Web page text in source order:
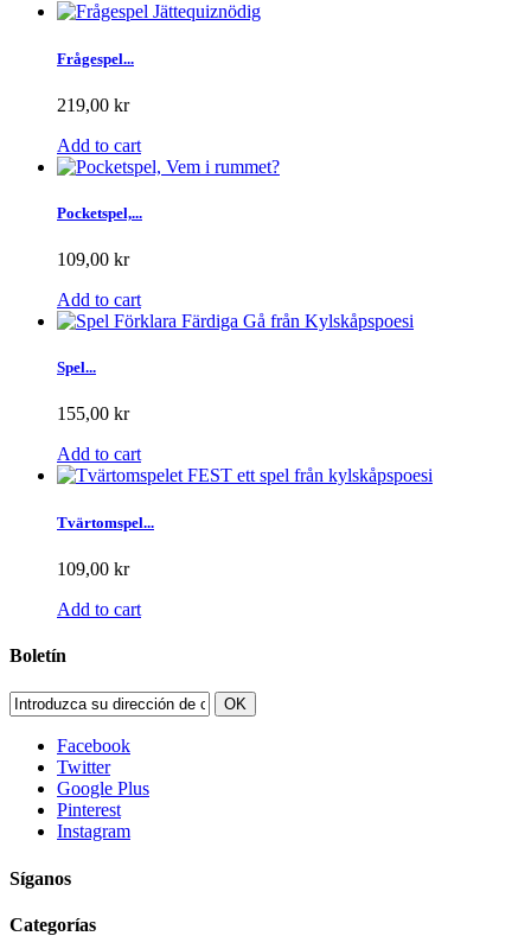
Frågespel...
219,00 kr
Add to cart
Pocketspel,...
109,00 kr
Add to cart
Spel...
155,00 kr
Add to cart
Tvärtomspel...
109,00 kr
Add to cart
Boletín
OK
Facebook
Twitter
Google Plus
Pinterest
Instagram
Síganos
Categorías